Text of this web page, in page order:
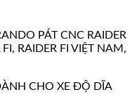
PÁT CNC RAIDER
RAIDER FI VIỆT NAM,
CHO XE ĐỘ DĨA